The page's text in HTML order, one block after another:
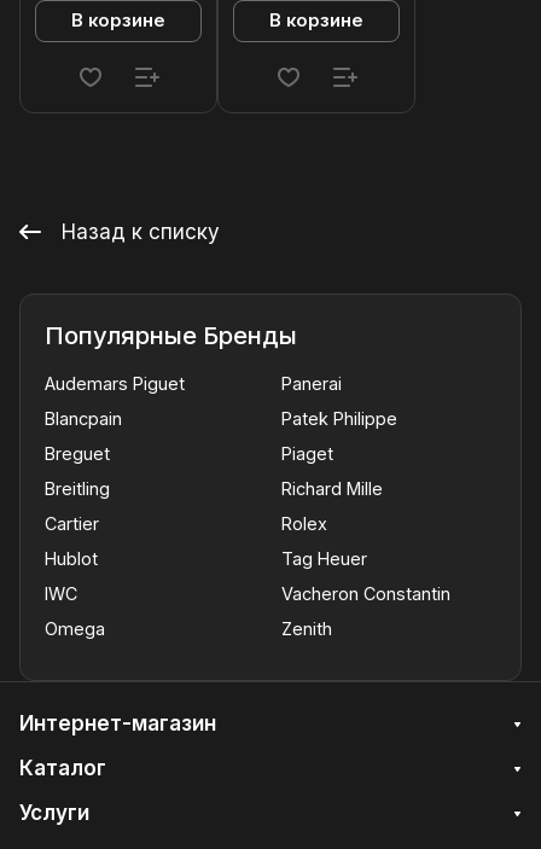
В корзине
В корзине
Назад к списку
Популярные Бренды
Audemars Piguet
Blancpain
Breguet
Breitling
Cartier
Hublot
IWC
Omega
Panerai
Patek Philippe
Piaget
Richard Mille
Rolex
Tag Heuer
Vacheron Constantin
Zenith
Интернет-магазин
Каталог
Услуги